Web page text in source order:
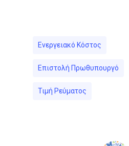
Ενεργειακό Κόστος
Επιστολή Πρωθυπουργό
Τιμή Ρεύματος